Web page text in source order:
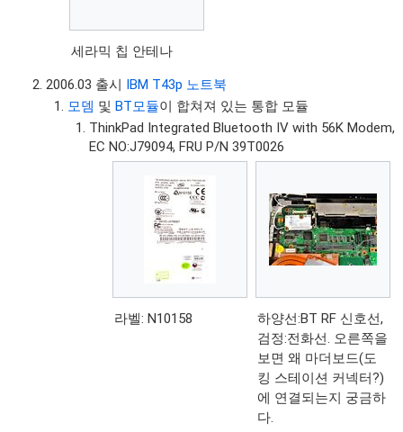
세라믹 칩 안테나
2006.03 출시 IBM T43p 노트북
모뎀 및BT모듈이 합쳐져 있는 통합 모듈
ThinkPad Integrated Bluetooth IV with 56K Modem,
EC NO:J79094, FRU P/N 39T0026
라벨: N10158
하양선:BT RF 신호선,
검정:전화선. 오른쪽을
보면 왜 마더보드(도
킹 스테이션 커넥터?)
에 연결되는지 궁금하
다.